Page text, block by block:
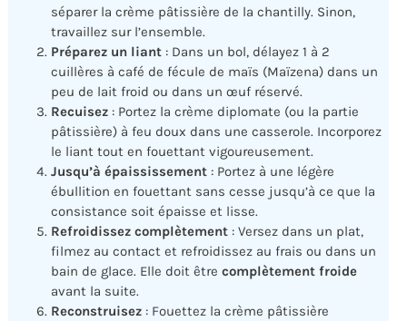
séparer la crème pâtissière de la chantilly. Sinon,
travaillez sur l’ensemble.
Préparez un liant : Dans un bol, délayez 1 à 2
cuillères à café de fécule de maïs (Maïzena) dans un
peu de lait froid ou dans un œuf réservé.
Recuisez : Portez la crème diplomate (ou la partie
pâtissière) à feu doux dans une casserole. Incorporez
le liant tout en fouettant vigoureusement.
Jusqu’à épaississement : Portez à une légère
ébullition en fouettant sans cesse jusqu’à ce que la
consistance soit épaisse et lisse.
Refroidissez complètement : Versez dans un plat,
filmez au contact et refroidissez au frais ou dans un
bain de glace. Elle doit êtrecomplètement froide
avant la suite.
Reconstruisez : Fouettez la crème pâtissière